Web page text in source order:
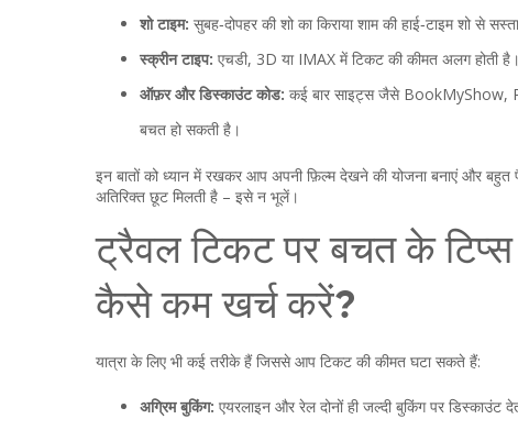
शो टाइम: सुबह‑दोपहर की शो का किराया शाम की हाई‑टाइम शो से
स्क्रीन टाइप: एचडी, 3D या IMAX में टिकट की कीमत अलग होती
ऑफ़र और डिस्काउंट कोड: कई बार साइट्स जैसे BookMyShow,
बचत हो सकती है।
इन बातों को ध्यान में रखकर आप अपनी फ़िल्म देखने की योजना बनाएं और
अतिरिक्त छूट मिलती है – इसे न भूलें।
ट्रैवल टिकट पर बचत के
कैसे कम खर्च करें?
यात्रा के लिए भी कई तरीके हैं जिससे आप टिकट की कीमत घटा सकते हैं:
अग्रिम बुकिंग: एयरलाइन और रेल दोनों ही जल्दी बुकिंग पर